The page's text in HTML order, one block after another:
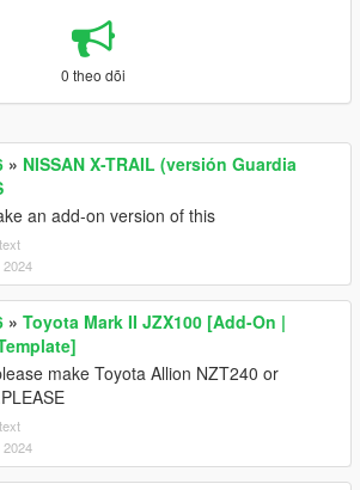
0 theo dõi
» NISSAN X-TRAIL (versión Guardia
an add-on version of this
2024
» Toyota Mark II JZX100 [Add-On |
make Toyota Allion NZT240 or
2024